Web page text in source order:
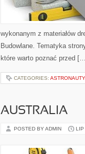
wykonanym z materiałów
Budowlane. Tematyka
które warto poznać przed
CATEGORIES:
AUSTRALIA
POSTED BY ADMIN LIP